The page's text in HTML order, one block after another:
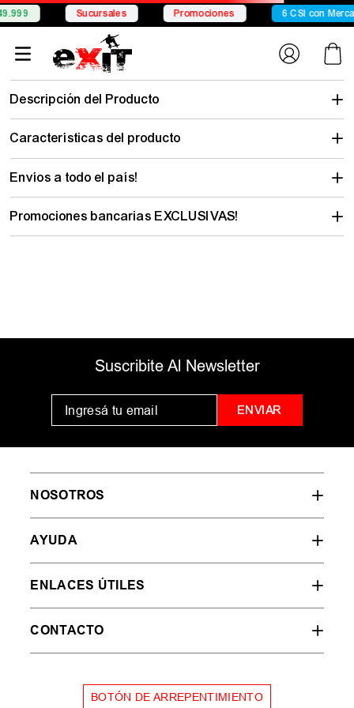
Sucursales Promociones 6 CSI con
Descripción del Producto
Características del producto
Envíos a todo el país!
Promociones bancarias EXCLUSIVAS!
Suscribite Al Newsletter
ENVIAR
NOSOTROS
AYUDA
ENLACES ÚTILES
CONTACTO
BOTÓN DE ARREPENTIMIENTO